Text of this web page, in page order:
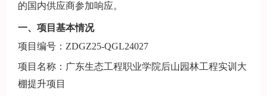
的国内供应商参加响应。
一、项目基本情况
项目编号：ZDGZ25-QGL24027
项目名称：广东生态工程职业学院后山园林工程实训大
棚提升项目